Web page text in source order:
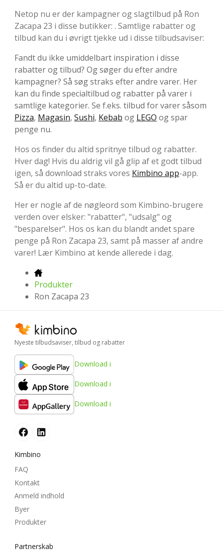
Netop nu er der kampagner og slagtilbud på Ron
Zacapa 23 i disse butikker: . Samtlige rabatter og
tilbud kan du i øvrigt tjekke ud i disse tilbudsaviser:
Fandt du ikke umiddelbart inspiration i disse
rabatter og tilbud? Og søger du efter andre
kampagner? Så søg straks efter andre varer. Her
kan du finde specialtilbud og rabatter på varer i
samtlige kategorier. Se f.eks. tilbud for varer såsom
Pizza, Magasin, Sushi, Kebab og LEGO og spar
penge nu.
Hos os finder du altid spritnye tilbud og rabatter.
Hver dag! Hvis du aldrig vil gå glip af et godt tilbud
igen, så download straks vores Kimbino app-app.
Så er du altid up-to-date.
Her er nogle af de nøgleord som Kimbino-brugere
verden over elsker: "rabatter", "udsalg" og
"besparelser". Hos os kan du blandt andet spare
penge på Ron Zacapa 23, samt på masser af andre
varer! Lær Kimbino at kende allerede i dag.
Produkter
Ron Zacapa 23
Nyeste tilbudsaviser, tilbud og rabatter
Download i
Download i
Download i
Kimbino
FAQ
Kontakt
Anmeld indhold
Byer
Produkter
Partnerskab